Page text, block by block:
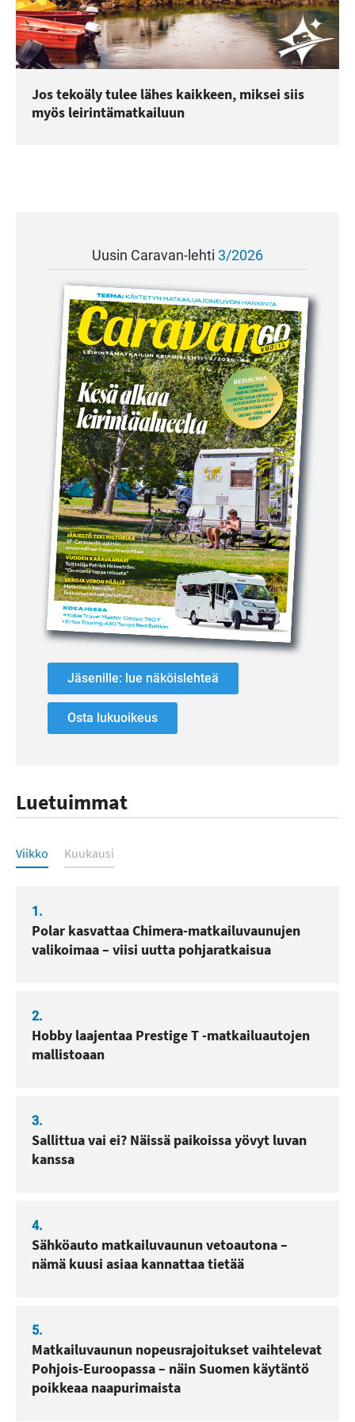
Jos tekoäly tulee lähes kaikkeen, miksei siis
myös leirintämatkailuun
Uusin Caravan-lehti 3/2026
Jäsenille: lue näköislehteä
Osta lukuoikeus
Luetuimmat
Luetuimmat
Viikko Kuukausi
1.
Polar kasvattaa Chimera-matkailuvaunujen
valikoimaa – viisi uutta pohjaratkaisua
2.
Hobby laajentaa Prestige T -matkailuautojen
mallistoaan
3.
Sallittua vai ei? Näissä paikoissa yövyt luvan
kanssa
4.
Sähköauto matkailuvaunun vetoautona –
nämä kuusi asiaa kannattaa tietää
5.
Matkailuvaunun nopeusrajoitukset vaihtelevat
Pohjois-Euroopassa – näin Suomen käytäntö
poikkeaa naapurimaista